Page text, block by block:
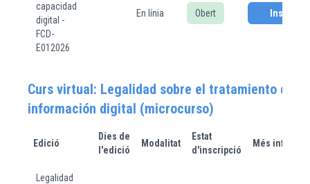
capacidad
digital -
FCD-
E012026
En línia Obert
Curs virtual: Legalidad sobre el tratamiento de la
información digital (microcurso)
Edició
Dies de
l'edició
Modalitat
Estat
d'inscripció
Més
Legalidad